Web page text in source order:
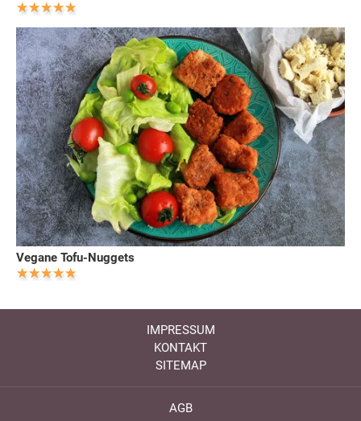
Vegane Tofu-Nuggets
IMPRESSUM
KONTAKT
SITEMAP
AGB